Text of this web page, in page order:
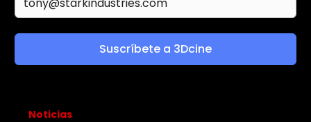
Suscríbete a 3Dcine
Noticias